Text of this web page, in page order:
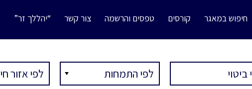
חיפוש במאגר קורסים טפסים והרשמה צור קשר “יהללך זר”